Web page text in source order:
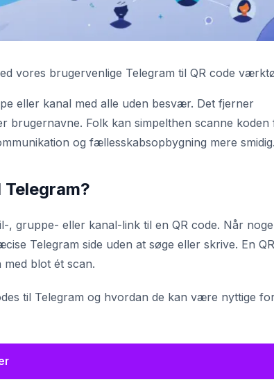
vores brugervenlige Telegram til QR code
eller kanal med alle uden besvær. Det fjerner
brugernavne. Folk kan simpelthen scanne koden
og fællesskabsopbygning mere
gruppe- eller kanal-link til en QR code. Når
Telegram side uden at søge eller skrive. En QR
blot ét scan.
til Telegram og hvordan de kan være nyttige